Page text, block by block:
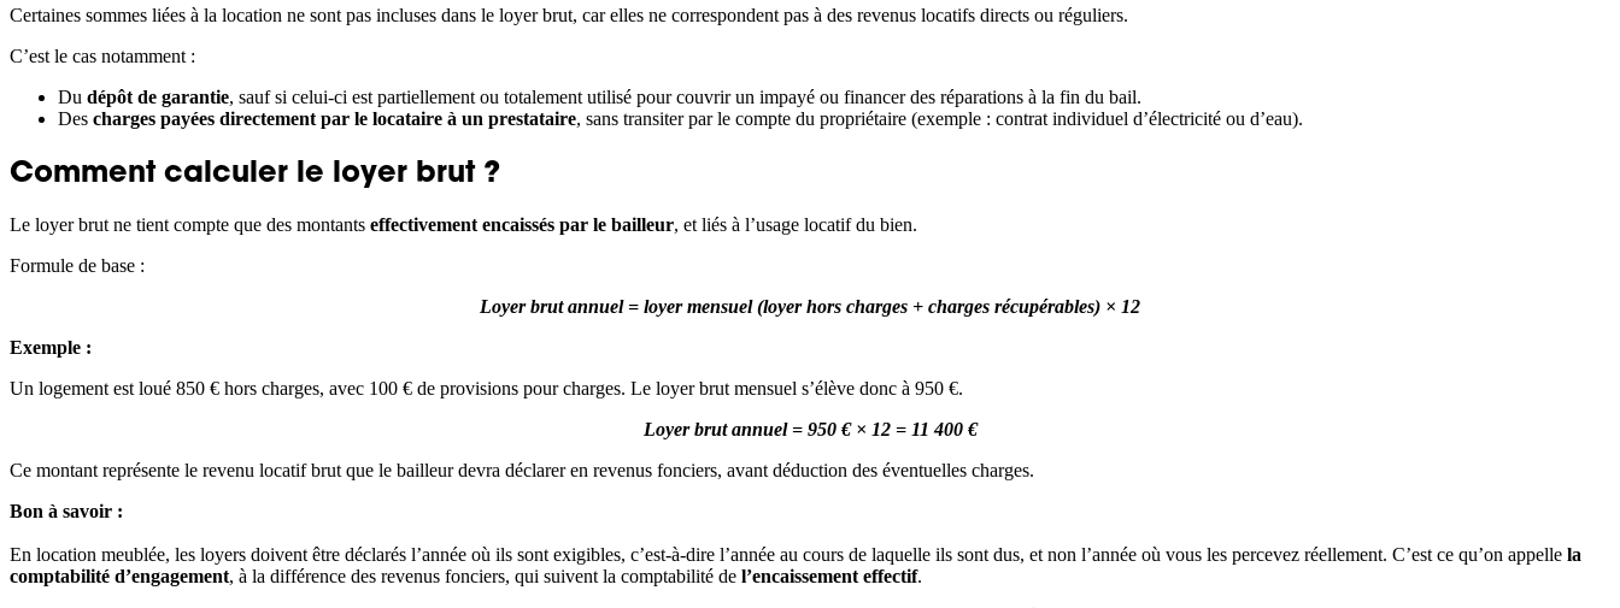
Certaines sommes liées à la location ne sont pas incluses dans le loyer brut, car elles ne correspondent pas à des revenus locatifs directs ou réguliers.
C’est le cas notamment :
Du dépôt de garantie, sauf si celui-ci est partiellement ou totalement utilisé pour couvrir un impayé ou financer des réparations à la fin du bail.
Des charges payées directement par le locataire à un prestataire, sans transiter par le compte du propriétaire (exemple : contrat individuel d’électricité ou d’eau).
Comment calculer le loyer brut ?
Le loyer brut ne tient compte que des montants effectivement encaissés par le bailleur, et liés à l’usage locatif du bien.
Formule de base :
Loyer brut annuel = loyer mensuel (loyer hors charges + charges récupérables) × 12
Exemple :
Un logement est loué 850 € hors charges, avec 100 € de provisions pour charges. Le loyer brut mensuel s’élève donc à 950 €.
Loyer brut annuel = 950 € × 12 = 11 400 €
Ce montant représente le revenu locatif brut que le bailleur devra déclarer en revenus fonciers, avant déduction des éventuelles charges.
Bon à savoir :
En location meublée, les loyers doivent être déclarés l’année où ils sont exigibles, c’est-à-dire l’année au cours de laquelle ils sont dus, et non l’année où vous les percevez réellement. C’est ce qu’on appelle la
comptabilité d’engagement, à la différence des revenus fonciers, qui suivent la comptabilité de l’encaissement effectif.